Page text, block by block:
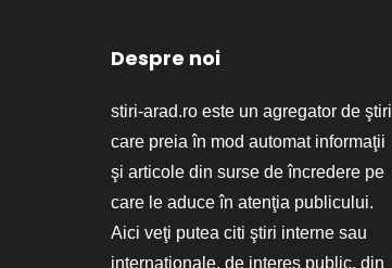
Despre noi
stiri-arad.ro este un agregator de ştiri
care preia în mod automat informaţii
şi articole din surse de încredere pe
care le aduce în atenţia publicului.
Aici veţi putea citi ştiri interne sau
internaţionale, de interes public, din